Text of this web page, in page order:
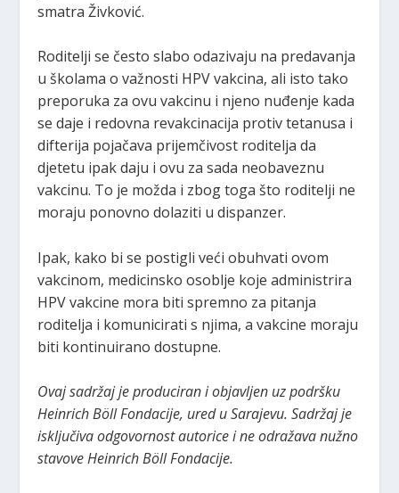
smatra Živković.
Roditelji se često slabo odazivaju na predavanja
u školama o važnosti HPV vakcina, ali isto tako
preporuka za ovu vakcinu i njeno nuđenje kada
se daje i redovna revakcinacija protiv tetanusa i
difterija pojačava prijemčivost roditelja da
djetetu ipak daju i ovu za sada neobaveznu
vakcinu. To je možda i zbog toga što roditelji ne
moraju ponovno dolaziti u dispanzer.
Ipak, kako bi se postigli veći obuhvati ovom
vakcinom, medicinsko osoblje koje administrira
HPV vakcine mora biti spremno za pitanja
roditelja i komunicirati s njima, a vakcine moraju
biti kontinuirano dostupne.
Ovaj sadržaj je produciran i objavljen uz podršku
Heinrich Böll Fondacije, ured u Sarajevu. Sadržaj je
isključiva odgovornost autorice i ne odražava nužno
stavove Heinrich Böll Fondacije.